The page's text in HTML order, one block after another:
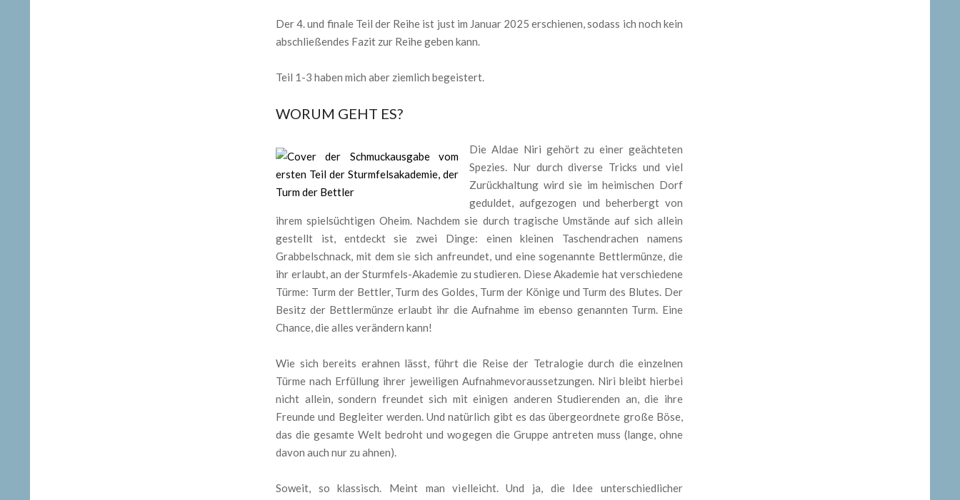
Der 4. und finale Teil der Reihe ist just im Januar 2025 erschienen, sodass ich noch kein
abschließendes Fazit zur Reihe geben kann.
Teil 1-3 haben mich aber ziemlich begeistert.
WORUM GEHT ES?
Die Aldae Niri gehört zu einer geächteten
Spezies. Nur durch diverse Tricks und viel
Zurückhaltung wird sie im heimischen Dorf
geduldet, aufgezogen und beherbergt von
ihrem spielsüchtigen Oheim. Nachdem sie durch tragische Umstände auf sich allein
gestellt ist, entdeckt sie zwei Dinge: einen kleinen Taschendrachen namens
Grabbelschnack, mit dem sie sich anfreundet, und eine sogenannte Bettlermünze, die
ihr erlaubt, an der Sturmfels-Akademie zu studieren. Diese Akademie hat verschiedene
Türme: Turm der Bettler, Turm des Goldes, Turm der Könige und Turm des Blutes. Der
Besitz der Bettlermünze erlaubt ihr die Aufnahme im ebenso genannten Turm. Eine
Chance, die alles verändern kann!
Wie sich bereits erahnen lässt, führt die Reise der Tetralogie durch die einzelnen
Türme nach Erfüllung ihrer jeweiligen Aufnahmevoraussetzungen. Niri bleibt hierbei
nicht allein, sondern freundet sich mit einigen anderen Studierenden an, die ihre
Freunde und Begleiter werden. Und natürlich gibt es das übergeordnete große Böse,
das die gesamte Welt bedroht und wogegen die Gruppe antreten muss (lange, ohne
davon auch nur zu ahnen).
Soweit, so klassisch. Meint man vielleicht. Und ja, die Idee unterschiedlicher